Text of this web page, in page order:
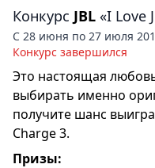
Конкурс JBL «I Love
С 28 июня по 27 июля
Конкурс завершился
Это настоящая
выбирать именно
получите шанс
Charge 3.
Призы: